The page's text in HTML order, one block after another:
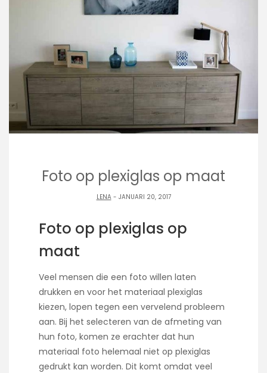
Foto op plexiglas op maat
LENA- JANUARI 20, 2017
Foto op plexiglas op
maat
Veel mensen die een foto willen laten
drukken en voor het materiaal plexiglas
kiezen, lopen tegen een vervelend probleem
aan. Bij het selecteren van de afmeting van
hun foto, komen ze erachter dat hun
materiaal foto helemaal niet op plexiglas
gedrukt kan worden. Dit komt omdat veel